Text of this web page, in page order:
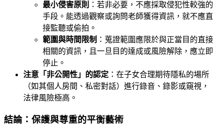
最小侵害原則 ：若非必要，不應採取侵犯性較強的
手段。能透過觀察或詢問老師獲得資訊，就不應直
接監聽或偷拍。
範圍與時間限制 ：蒐證範圍應限於與正當目的直接
相關的資訊，且一旦目的達成或風險解除，應立即
停止。
注意「非公開性」的認定 ：在子女合理期待隱私的場所
（如其個人房間、私密對話）進行錄音、錄影或窺視，
法律風險極高。
結論：保護與尊重的平衡藝術